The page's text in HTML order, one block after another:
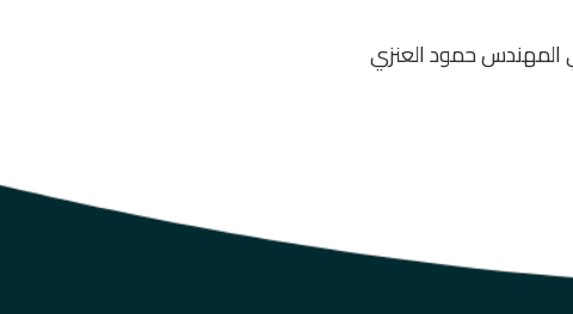
المهندس حمود العنزي